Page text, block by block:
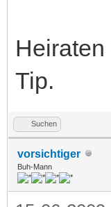
Tip.
Suchen
vorsichtiger
Buh-Mann